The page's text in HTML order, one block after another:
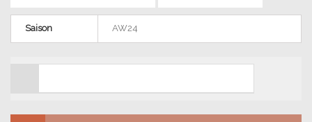
Saison AW24